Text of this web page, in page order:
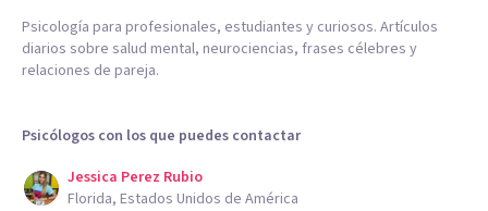
Psicología para profesionales, estudiantes y curiosos. Artículos
diarios sobre salud mental, neurociencias, frases célebres y
relaciones de pareja.
Psicólogos con los que puedes contactar
Jessica Perez Rubio
Florida, Estados Unidos de América